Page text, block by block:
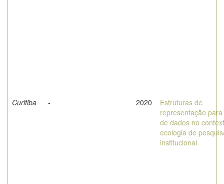
Curitiba - 2020
Estruturas de
representação
de dados no
ecologia de
institucional